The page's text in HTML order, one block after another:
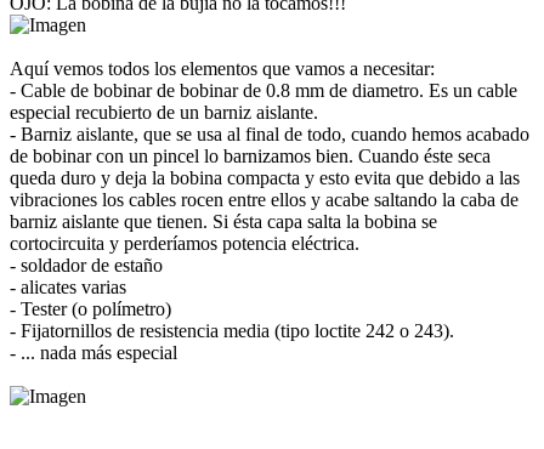
Aquí vemos todos los elementos que vamos a necesitar:
- Cable de bobinar de bobinar de 0.8 mm de diametro. Es un cable
especial recubierto de un barniz aislante.
- Barniz aislante, que se usa al final de todo, cuando hemos acabado
de bobinar con un pincel lo barnizamos bien. Cuando éste seca
queda duro y deja la bobina compacta y esto evita que debido a las
vibraciones los cables rocen entre ellos y acabe saltando la caba de
barniz aislante que tienen. Si ésta capa salta la bobina se
cortocircuita y perderíamos potencia eléctrica.
- soldador de estaño
- alicates varias
- Tester (o polímetro)
- Fijatornillos de resistencia media (tipo loctite 242 o 243).
- ... nada más especial